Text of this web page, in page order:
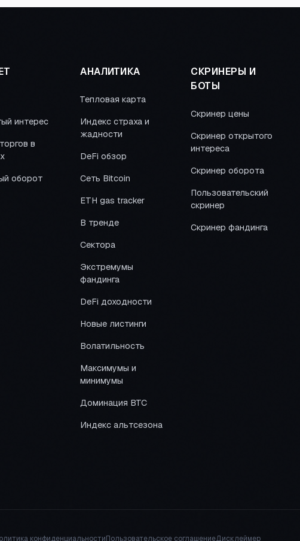
интерес
в
оборот
АНАЛИТИКА
Тепловая карта
Индекс страха и
жадности
DeFi обзор
Сеть Bitcoin
ETH gas tracker
В тренде
Сектора
Экстремумы
фандинга
DeFi доходности
Новые листинги
Волатильность
Максимумы и
минимумы
Доминация BTC
Индекс альтсезона
СКРИНЕРЫ И
БОТЫ
Скринер цены
Скринер открытого
интереса
Скринер оборота
Пользовательский
скринер
Скринер фандинга
конфиденциальностиПользовательское соглашениеДисклеймер